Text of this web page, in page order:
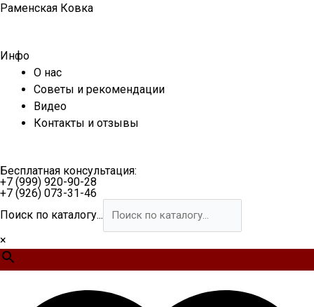
Перейти
Раменская Ковка
Инфо
О нас
Советы и рекомендации
Видео
Контакты и отзывы
Бесплатная консультация:
+7 (999) 920-90-28
+7 (926) 073-31-46
Поиск по каталогу...
×